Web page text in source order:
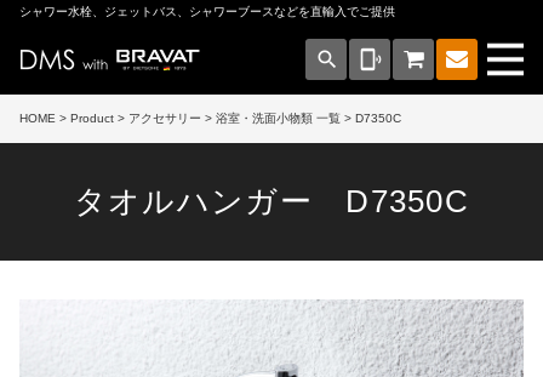
シャワー水栓、ジェットバス、シャワーブースなどを直輸入でご提供
search phonelink_ring
HOME > Product > アクセサリー > 浴室・洗面小物類 一覧 > D7350C
タオルハンガー D7350C